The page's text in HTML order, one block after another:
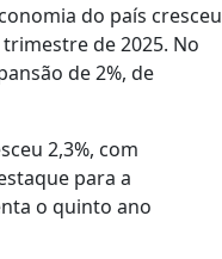
do país cresceu
de 2025. No
de 2%, de
2,3%, com
para a
o quinto ano